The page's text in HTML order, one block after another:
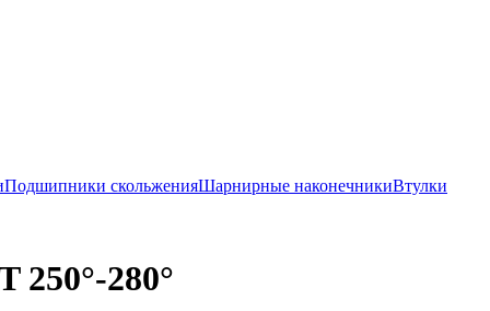
Подшипники скольженияШарнирные наконечникиВтулки
250°-280°